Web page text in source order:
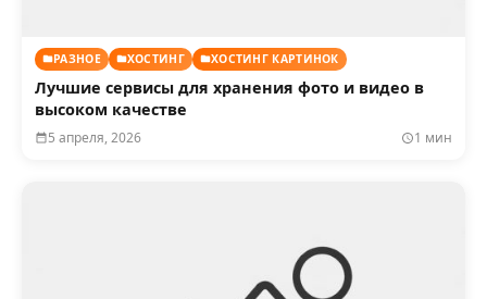
РАЗНОЕ ХОСТИНГ ХОСТИНГ КАРТИНОК
Лучшие сервисы для хранения фото и видео в
высоком качестве
5 апреля, 2026 1 мин